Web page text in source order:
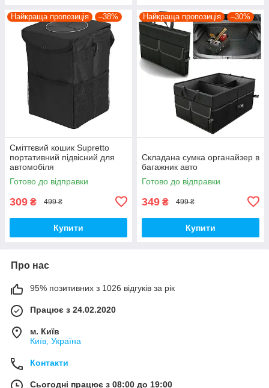
Найкраща пропозиція –38%
Сміттєвий кошик Supretto
портативний підвісний для
автомобіля
Готово до відправки
309 ₴ 499 ₴
Купити
Найкраща пропозиція –30%
Складана сумка органайзер в
багажник авто
Готово до відправки
349 ₴ 499 ₴
Купити
Про нас
95% позитивних з 1026 відгуків за рік
Працює з 24.02.2020
м. Київ
Київ, Україна
Контакти
Сьогодні працює з 08:00 до 19:00